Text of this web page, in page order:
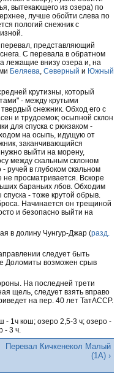
вытекающего из озера) по
лучше обойти слева по
пологий снежник с
представляющий
С перевала в обратном
лежащие внизу озера и, на
Беляева, Северный и Южный
крутизны, который
- между крутыми
снежник. Обход его с
и трудоемок; осыпной склон
для спуска с рюкзаком -
на осыпь, идущую от
заканчивающийся
выйти на морену,
между скальным склоном
ручей в глубоком скальном
не просматривается. Вскоре
бараньих лбов. Обходим
- тоже крутой обрыв.
Начинается он трещиной
и безопасно выйти на
в долину Чунгур-Джар (разд.
следует быть
Доломиты возможен срыв
На последней трети
щель, следует взять вправо
на пер. 40 лет ТатАССР.
- 1ч кош; озеро 2,5-3 ч; озеро -
- 3 ч.
Перевал Кичкенекол Малый
(1А) ›